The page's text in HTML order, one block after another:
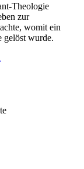
Theologie
zur
womit ein
gelöst wurde.